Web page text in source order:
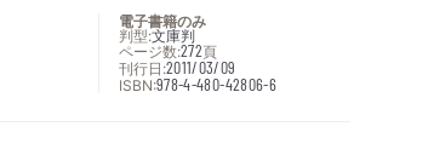
電子書籍のみ
判型:文庫判
ページ数:272頁
刊行日:2011/03/09
ISBN:978-4-480-42806-6